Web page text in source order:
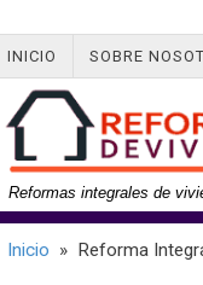
INICIO SOBRE
Reformas integrales de
Inicio » Reforma